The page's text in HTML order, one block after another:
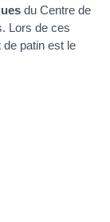
du Centre de
Lors de ces
de patin est le